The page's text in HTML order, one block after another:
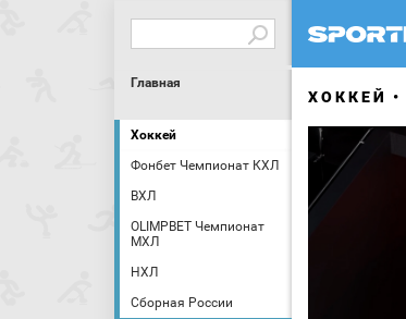
Главная
Хоккей
Фонбет Чемпионат КХЛ
ВХЛ
OLIMPBET Чемпионат
МХЛ
НХЛ
Сборная России
ХОККЕЙ